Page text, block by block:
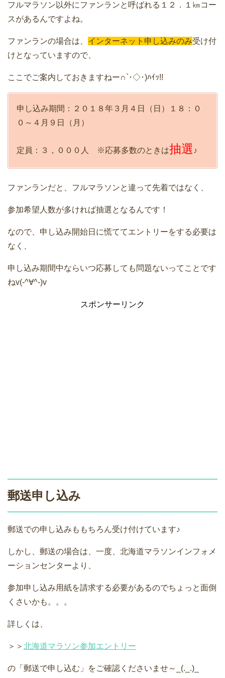
フルマラソン以外にファンランと呼ばれる１２．１㎞コー
スがあるんですよね。
ファンランの場合は、 インターネット申し込みのみ受け付
けとなっていますので、
ここでご案内しておきますねー∩`･◇･)ﾊｲｯ!!
申し込み期間：２０１８年３月４日（日）１８：０
０～４月９日（月）
定員：３，０００人 ※応募多数のときは抽選♪
ファンランだと、フルマラソンと違って先着ではなく、
参加希望人数が多ければ抽選となるんです！
なので、申し込み開始日に慌ててエントリーをする必要は
なく、
申し込み期間中ならいつ応募しても問題ないってことです
ねv(-^∀^-)v
スポンサーリンク
郵送申し込み
郵送での申し込みももちろん受け付けています♪
しかし、郵送の場合は、一度、北海道マラソンインフォメ
ーションセンターより、
参加申し込み用紙を請求する必要があるのでちょっと面倒
くさいかも。。。
詳しくは、
＞＞ 北海道マラソン参加エントリー
の「郵送で申し込む」をご確認くださいませ～_(._.)_